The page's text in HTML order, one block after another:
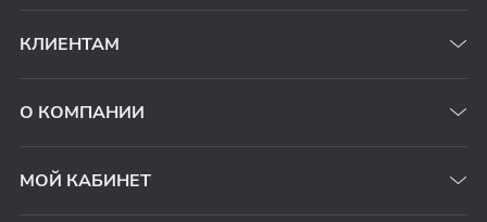
КЛИЕНТАМ
О КОМПАНИИ
МОЙ КАБИНЕТ